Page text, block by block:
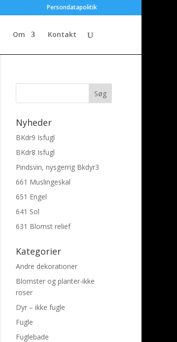
Persondatapolitik
Om Kontakt
Nyheder
BKdr9 Isfugl
BKdr8 Isfugl
Pindsvin, nysgerrig Bkdyr3
661 Muslingeskal
651 Engel
641 Sol
631 Blomst relief
Kategorier
Andre dekorationer
Blomster og planter-ikke
roser
Dyr – ikke fugle
Fugle
Fuglebade